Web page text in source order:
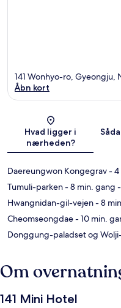
141 Wonhyo-ro, Gyeongju,
Åbn kort
Hvad ligger i
nærheden?
Daereungwon Kongegrav- 4
Tumuli-parken- 8 min. gang
Hwangnidan-gil-vejen- 8
Cheomseongdae- 10 min.
Donggung-paladset og
Om
141 Mini Hotel